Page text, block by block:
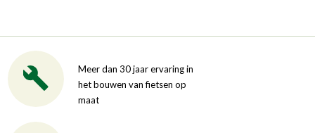
Meer dan 30 jaar ervaring in
het bouwen van fietsen op
maat